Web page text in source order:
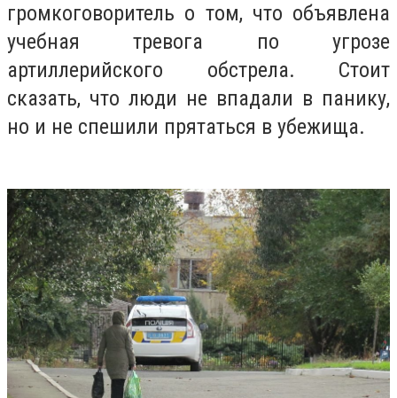
громкоговоритель о том, что объявлена
учебная тревога по угрозе
артиллерийского обстрела. Стоит
сказать, что люди не впадали в панику,
но и не спешили прятаться в убежища.